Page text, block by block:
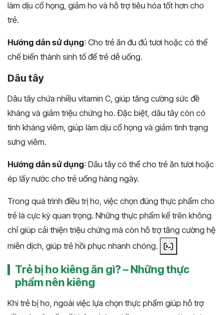
làm dịu cổ họng, giảm ho và hỗ trợ tiêu hóa tốt hơn cho
trẻ.
Hướng dẫn sử dụng: Cho trẻ ăn đu đủ tươi hoặc có thể
chế biến thành sinh tố để trẻ dễ uống.
Dâu tây
Dâu tây chứa nhiều vitamin C, giúp tăng cường sức đề
kháng và giảm triệu chứng ho. Đặc biệt, dâu tây còn có
tính kháng viêm, giúp làm dịu cổ họng và giảm tình trạng
sưng viêm.
Hướng dẫn sử dụng: Dâu tây có thể cho trẻ ăn tươi hoặc
ép lấy nước cho trẻ uống hàng ngày.
Trong quá trình điều trị ho, việc chọn đúng thực phẩm cho
trẻ là cực kỳ quan trọng. Những thực phẩm kể trên không
chỉ giúp cải thiện triệu chứng mà còn hỗ trợ tăng cường hệ
miễn dịch, giúp trẻ hồi phục nhanh chóng. ​
Trẻ bị ho kiêng ăn gì? – Những thực
phẩm nên kiêng
Khi trẻ bị ho, ngoài việc lựa chọn thực phẩm giúp hỗ trợ